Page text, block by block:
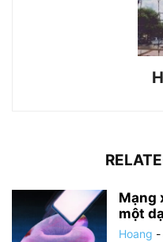
Mạng
một
Hoang -